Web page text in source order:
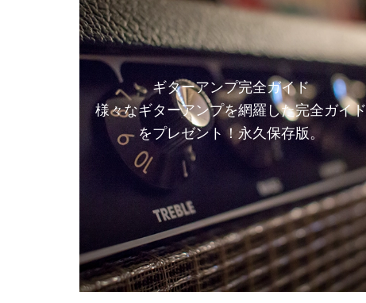
ギターアンプ完全ガイド
様々なギターアンプを網羅した完全ガイド
をプレゼント！永久保存版。